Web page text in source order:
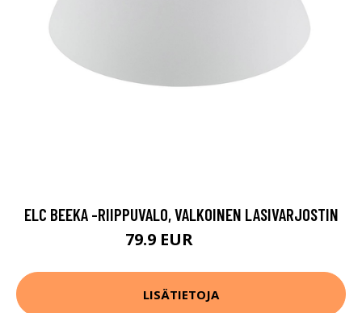
ELC BEEKA -RIIPPUVALO, VALKOINEN LASIVARJOSTIN
79.9 EUR
LISÄTIETOJA